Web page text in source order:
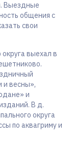
Выездные
общения с
свои
выехал в
и весны»,
и
В д.
округа
по аквагриму и